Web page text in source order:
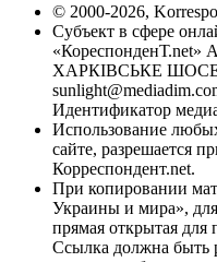
© 2000-2026,
Субъект в сфере
«КореспонденТ.net»
ХАРКІВСЬКЕ ШОСЕ,
Идентификатор
Использование
сайте, разрешается
Корреспондент.net.
При копировании
Украины и мира», для
прямая открытая для
Ссылка должна быть